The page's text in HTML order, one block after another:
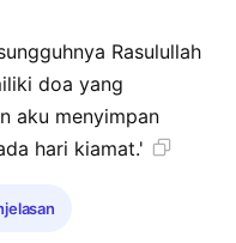
Rasulullah
aku menyimpan
hari kiamat.'